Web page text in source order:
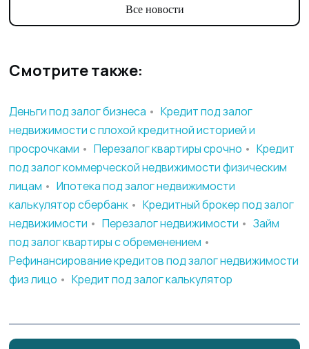
Все новости
Смотрите также:
Деньги под залог бизнеса • Кредит под залог
недвижимости с плохой кредитной историей и
просрочками • Перезалог квартиры срочно • Кредит
под залог коммерческой недвижимости физическим
лицам • Ипотека под залог недвижимости
калькулятор сбербанк • Кредитный брокер под залог
недвижимости • Перезалог недвижимости • Займ
под залог квартиры с обременением •
Рефинансирование кредитов под залог недвижимости
физ лицо • Кредит под залог калькулятор